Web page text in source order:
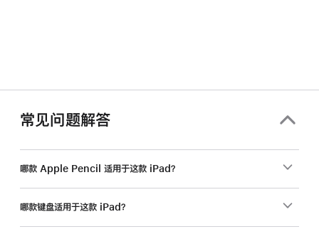
常见问题解答
哪款 Apple Pencil 适用于这款 iPad？
哪款键盘适用于这款 iPad？